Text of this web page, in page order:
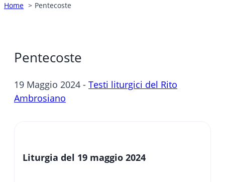
Home Pentecoste
Pentecoste
19 Maggio 2024 - Testi liturgici del Rito
Ambrosiano
Liturgia del 19 maggio 2024